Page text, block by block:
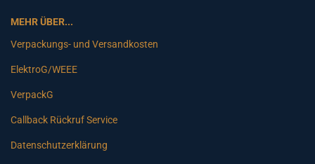
MEHR ÜBER...
Verpackungs- und Versandkosten
ElektroG/WEEE
VerpackG
Callback Rückruf Service
Datenschutzerklärung